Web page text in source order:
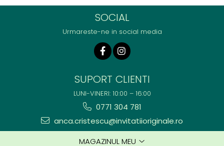
SOCIAL
Urmareste-ne in social media
SUPORT CLIENTI
LUNI-VINERI: 10:00 – 16:00
0771 304 781
anca.cristescu@invitatiioriginale.ro
MAGAZINUL MEU